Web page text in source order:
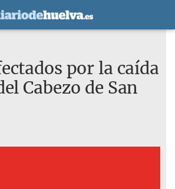
por la caída
Cabezo de San